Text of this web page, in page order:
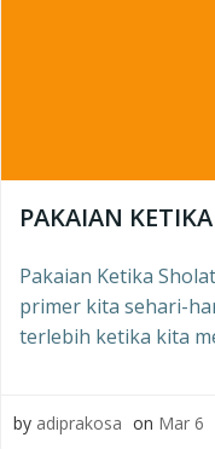
PAKAIAN
Pakaian Ketika
primer kita sehari-
terlebih ketika kita
by adiprakosa on Mar 6